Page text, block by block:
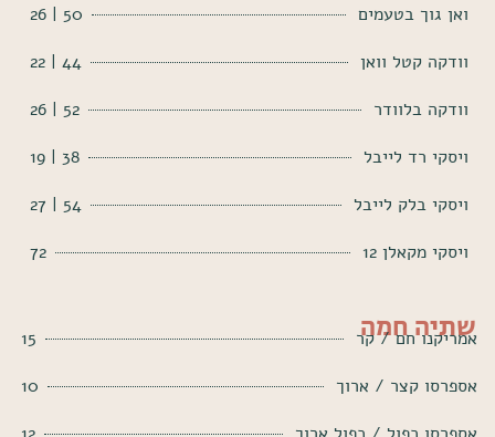
ואן גוך בטעמים
50 | 26
וודקה קטל וואן
44 | 22
וודקה בלוודר
52 | 26
ויסקי רד לייבל
38 | 19
ויסקי בלק לייבל
54 | 27
ויסקי מקאלן 12
72
שתיה חמה
אמריקנו חם / קר
15
אספרסו קצר / ארוך
10